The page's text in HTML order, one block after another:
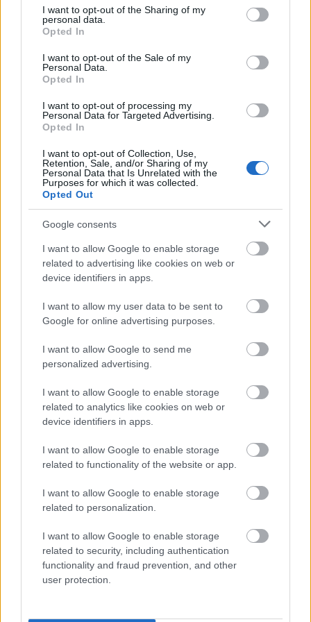
not limited to your visit or usage behaviour. You may click to
grant or deny consent to Google and its third-party tags to
use your data for below specified purposes in below Google
consent section.
I want to opt-out of the Sharing of my
personal data.
Opted In
I want to opt-out of the Sale of my
Personal Data.
Opted In
I want to opt-out of processing my
Personal Data for Targeted Advertising.
Opted In
I want to opt-out of Collection, Use,
Retention, Sale, and/or Sharing of my
Personal Data that Is Unrelated with the
Purposes for which it was collected.
Opted Out
Google consents
I want to allow Google to enable storage
related to advertising like cookies on web or
device identifiers in apps.
I want to allow my user data to be sent to
Google for online advertising purposes.
I want to allow Google to send me
personalized advertising.
I want to allow Google to enable storage
related to analytics like cookies on web or
device identifiers in apps.
I want to allow Google to enable storage
related to functionality of the website or app.
I want to allow Google to enable storage
related to personalization.
I want to allow Google to enable storage
related to security, including authentication
functionality and fraud prevention, and other
user protection.
utstyr over fjellet, sier Buraas.
Fra kommende arrangementer justeres vektkravet
årets Birkebeinerritt.
Sekken skal fortsatt være en viktig del av Birken.
– Den skal fortsatt være med over fjellet – både for
sikkerheten, og som et symbol på historien vår,
sier Buraas.
fra 3.5 kilo til 2 kilo. Foto: Birken